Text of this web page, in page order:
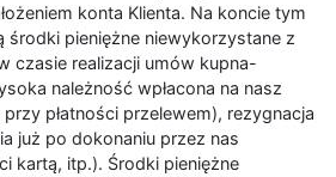
konta Klienta. Na koncie tym
środki pieniężne niewykorzystane z
czasie realizacji umów kupna-
należność wpłacona na nasz
płatności przelewem), rezygnacja
już po dokonaniu przez nas
kartą, itp.). Środki pieniężne